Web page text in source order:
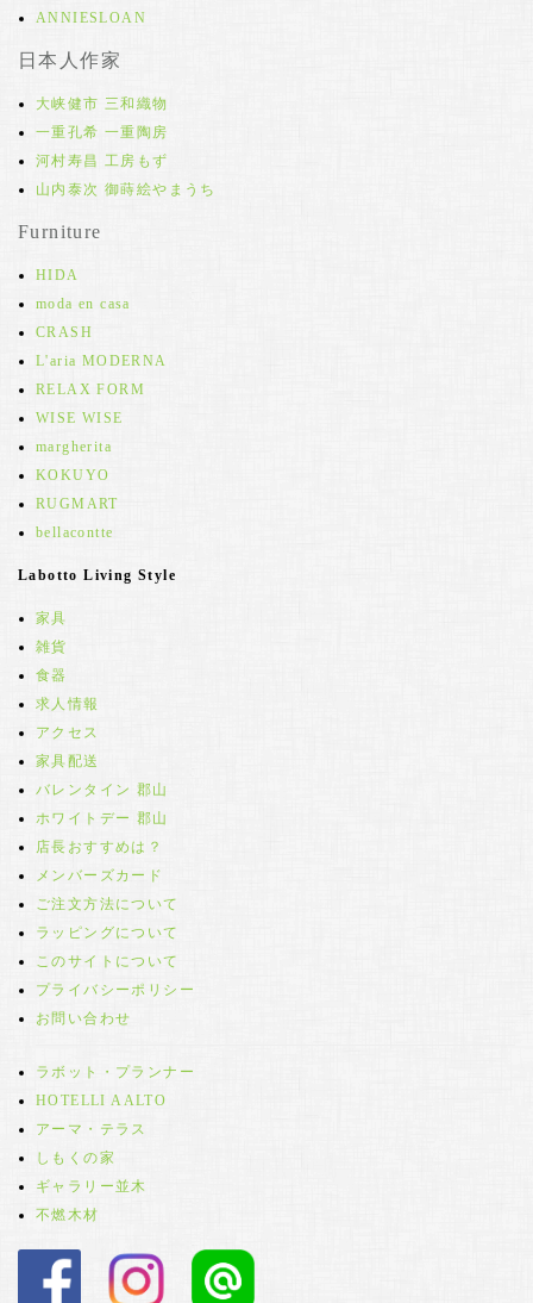
ANNIESLOAN
日本人作家
大峡健市 三和織物
一重孔希 一重陶房
河村寿昌 工房もず
山内泰次 御蒔絵やまうち
Furniture
HIDA
moda en casa
CRASH
L'aria MODERNA
RELAX FORM
WISE WISE
margherita
KOKUYO
RUGMART
bellacontte
Labotto Living Style
家具
雑貨
食器
求人情報
アクセス
家具配送
バレンタイン 郡山
ホワイトデー 郡山
店長おすすめは？
メンバーズカード
ご注文方法について
ラッピングについて
このサイトについて
プライバシーポリシー
お問い合わせ
ラボット・プランナー
HOTELLI AALTO
アーマ・テラス
しもくの家
ギャラリー並木
不燃木材